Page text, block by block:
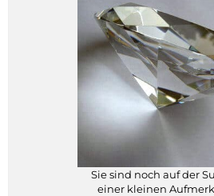
Sie sind noch auf der
einer kleinen